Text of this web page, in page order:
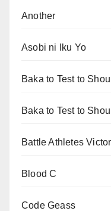
Another
Asobi ni Iku Yo
Baka to Test to
Baka to Test to
Battle Athletes
Blood C
Code Geass